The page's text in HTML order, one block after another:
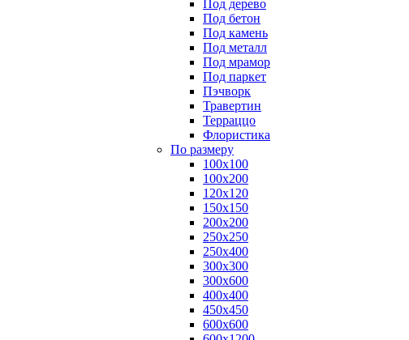
Под дерево
Под бетон
Под камень
Под металл
Под мрамор
Под паркет
Пэчворк
Травертин
Терраццо
Флористика
По размеру
100х100
100х200
120х120
150х150
200х200
250х250
250х400
300х300
300х600
400х400
450х450
600х600